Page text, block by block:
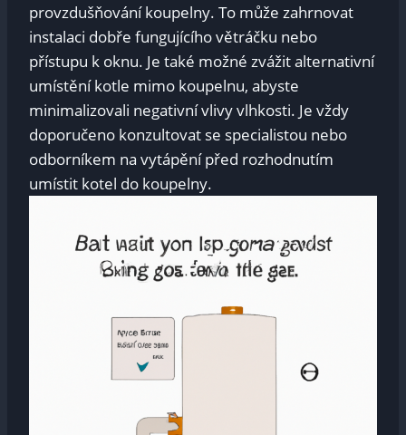
provzdušňování koupelny. To může zahrnovat
instalaci dobře fungujícího větráčku nebo
přístupu k oknu. Je také možné zvážit alternativní
umístění kotle mimo koupelnu, abyste
minimalizovali negativní vlivy vlhkosti. Je vždy
doporučeno konzultovat se specialistou nebo
odborníkem na vytápění před rozhodnutím
umístit kotel do koupelny.